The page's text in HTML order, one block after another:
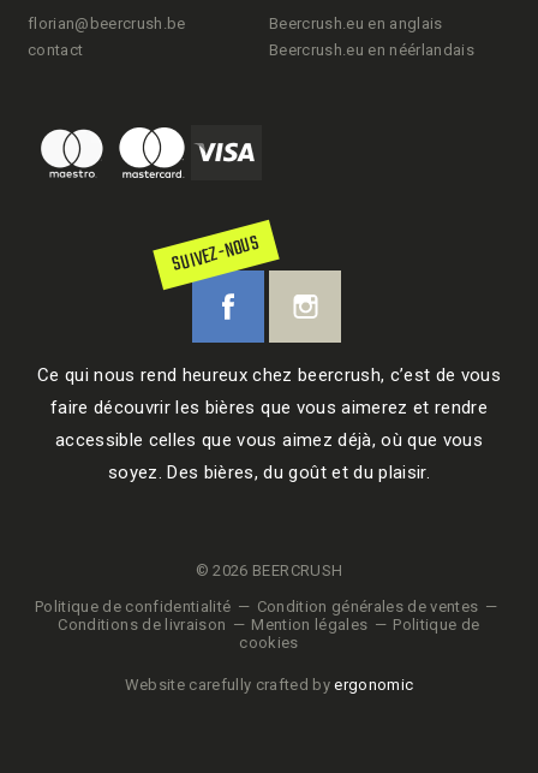
florian@beercrush.be
contact
Beercrush.eu en anglais
Beercrush.eu en néérlandais
SUIVEZ-NOUS
Ce qui nous rend heureux chez beercrush, c’est de vous
faire découvrir les bières que vous aimerez et rendre
accessible celles que vous aimez déjà, où que vous
soyez. Des bières, du goût et du plaisir.
© 2026 BEERCRUSH
Politique de confidentialité
Condition générales de ventes
Conditions de livraison
Mention légales
Politique de
cookies
Website carefully crafted byergonomic